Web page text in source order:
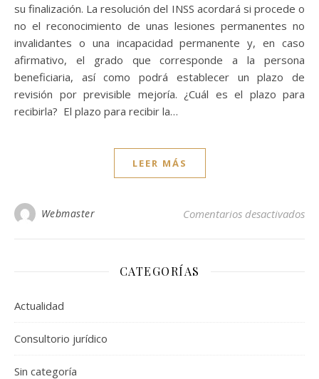
su finalización. La resolución del INSS acordará si procede o
no el reconocimiento de unas lesiones permanentes no
invalidantes o una incapacidad permanente y, en caso
afirmativo, el grado que corresponde a la persona
beneficiaria, así como podrá establecer un plazo de
revisión por previsible mejoría. ¿Cuál es el plazo para
recibirla? El plazo para recibir la…
LEER MÁS
Webmaster Comentarios desactivadosen
CATEGORÍAS
Actualidad
Consultorio jurídico
Sin categoría